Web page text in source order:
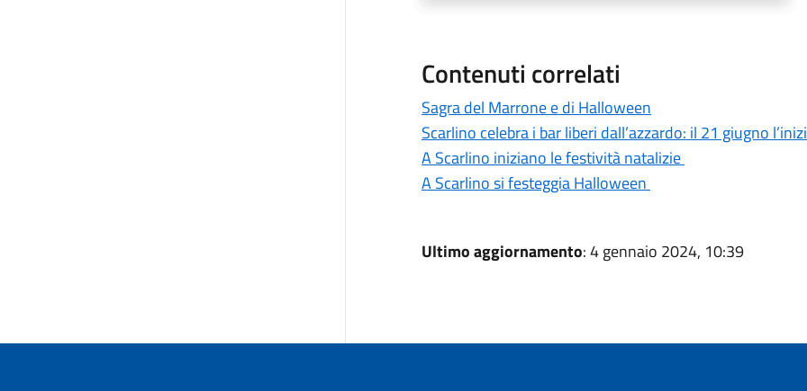
Contenuti correlati
Sagra del Marrone e di Halloween
Scarlino celebra i bar liberi dall’azzardo: il 21 giugno
A Scarlino iniziano le festività natalizie
A Scarlino si festeggia Halloween
Ultimo aggiornamento: 4 gennaio 2024, 10:39